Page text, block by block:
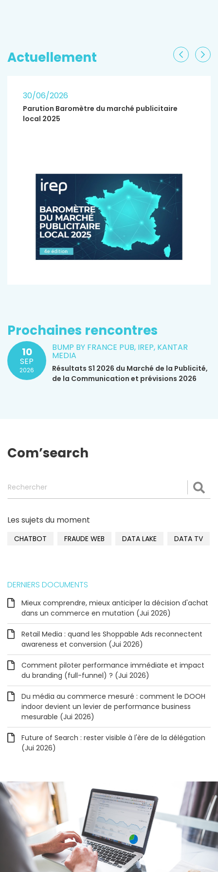
Actuellement
30/06/2026
Parution Baromètre du marché publicitaire
local 2025
Prochaines rencontres
10
SEP
2026
BUMP BY FRANCE PUB, IREP, KANTAR
MEDIA
Résultats S1 2026 du Marché de la Publicité,
de la Communication et prévisions 2026
Com’search
Les sujets du moment
CHATBOT FRAUDE WEB DATA LAKE DATA TV
DERNIERS DOCUMENTS
Mieux comprendre, mieux anticiper la décision d'achat
dans un commerce en mutation (Jui 2026)
Retail Media : quand les Shoppable Ads reconnectent
awareness et conversion (Jui 2026)
Comment piloter performance immédiate et impact
du branding (full-funnel) ? (Jui 2026)
Du média au commerce mesuré : comment le DOOH
indoor devient un levier de performance business
mesurable (Jui 2026)
Future of Search : rester visible à l'ère de la délégation
(Jui 2026)